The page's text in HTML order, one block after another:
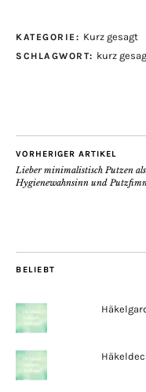
KATEGORIE: Kurz gesagt
SCHLAGWORT: kurz
VORHERIGER ARTIKEL
Lieber minimalistisch Putzen als
Hygienewahnsinn und
BELIEBT